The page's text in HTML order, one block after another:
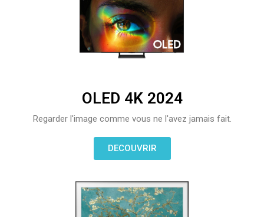
OLED 4K 2024
Regarder l'image comme vous ne l'avez jamais fait.
DECOUVRIR